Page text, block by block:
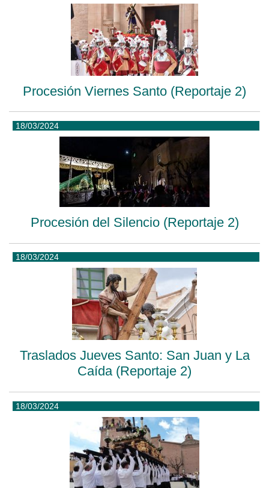
Procesión Viernes Santo (Reportaje 2)
18/03/2024
Procesión del Silencio (Reportaje 2)
18/03/2024
Traslados Jueves Santo: San Juan y La
Caída (Reportaje 2)
18/03/2024